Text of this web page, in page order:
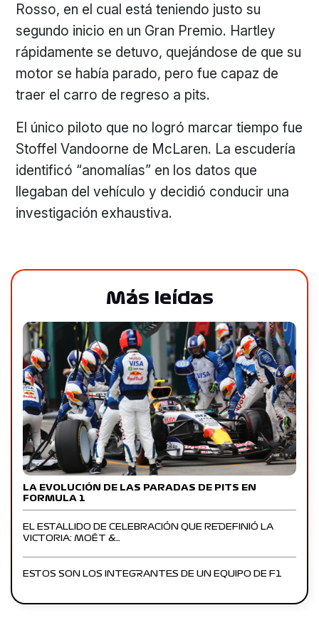
Rosso, en el cual está teniendo justo su
segundo inicio en un Gran Premio. Hartley
rápidamente se detuvo, quejándose de que su
motor se había parado, pero fue capaz de
traer el carro de regreso a pits.
El único piloto que no logró marcar tiempo fue
Stoffel Vandoorne de McLaren. La escudería
identificó “anomalías” en los datos que
llegaban del vehículo y decidió conducir una
investigación exhaustiva.
Más leídas
LA EVOLUCIÓN DE LAS PARADAS DE PITS EN
FORMULA 1
EL ESTALLIDO DE CELEBRACIÓN QUE REDEFINIÓ LA
VICTORIA: MOËT &…
ESTOS SON LOS INTEGRANTES DE UN EQUIPO DE F1